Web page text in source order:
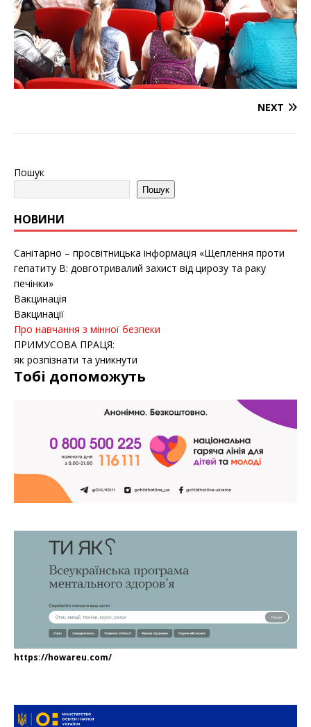
NEXT
Пошук
Пошук
НОВИНИ
Санітарно – просвітницька інформація «Щеплення проти
гепатиту B: довготривалий захист від цирозу та раку
печінки»
Вакцинація
Вакцинації
Про навчання з мінної безпеки
ПРИМУСОВА ПРАЦЯ:
як розпізнати та уникнути
Тобі допоможуть
https://howareu.com/